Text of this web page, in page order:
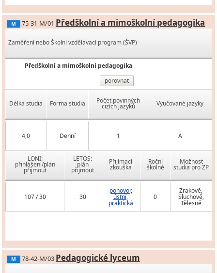
M 75-31-M/01 Předškolní a mimoškolní pedagogika
Zaměření nebo Školní vzdělávací program (ŠVP)
Předškolní a mimoškolní pedagogika
porovnat
Délka studia Forma studia Počet povinných
cizích jazyků Vyučované jazyky
4,0 Denní 1 A
LONI:
přihlášení/plán
přijmout
LETOS:
plán
přijmout
Přijímací
zkouška
Roční
školné
Možnost
studia pro ZP
107 / 30 30
pohovor,
ústní,
praktická
0
Zrakově,
Sluchově,
Tělesně
M 78-42-M/03 Pedagogické lyceum